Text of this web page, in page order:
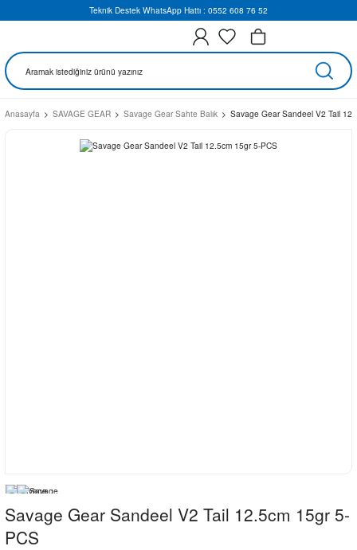
Teknik Destek WhatsApp Hattı : 0552 608 76 52
Anasayfa SAVAGE GEAR Savage Gear Sahte Balık Savage Gear Sandeel V2 Tail
Savage Gear Sandeel V2 Tail 12.5cm 15gr 5-
PCS